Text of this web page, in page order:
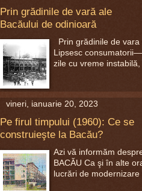
Prin grădinile de vară ale
Bacăului de odinioară
Prin grădinile de
Lipsesc
zile cu vreme instabilă,
vineri, ianuarie 20, 2023
Pe firul timpului (1960): Ce se
construieşte la Bacău?
Azi vă informăm
BACĂU Ca şi în alte
lucrări de modernizare